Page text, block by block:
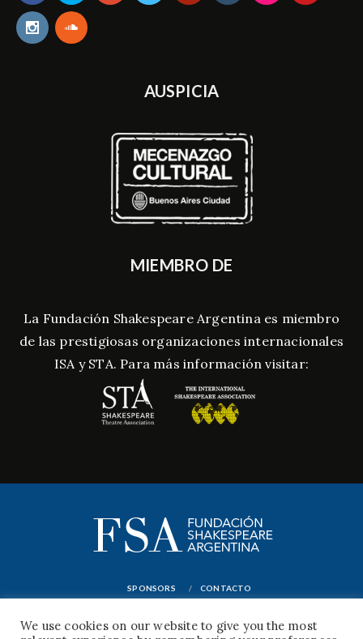
AUSPICIA
MIEMBRO DE
La Fundación Shakespeare Argentina es miembro
de las prestigiosas organizaciones internacionales
ISA y STA. Para más información visitar:
SPONSORS CONTACTO
OBRA EN LA REPÚBLICA ARGENTINA
We use cookies on our website to give you the most